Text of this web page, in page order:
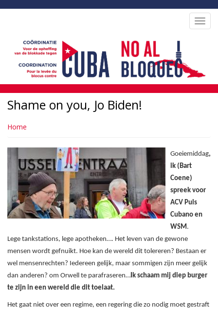
inhoud
Shame on you, Jo Biden!
Home
Goeiemiddag,
ik (Bart
Coene)
spreek voor
ACV Puls
Cubano en
WSM .
Lege tankstations, lege apotheken…. Het leven van de gewone
mensen wordt gefnuikt. Hoe kan de wereld dit tolereren? Bestaan er
wel mensenrechten? Iedereen gelijk, maar sommigen zijn meer gelijk
dan anderen? om Orwell te parafraseren… Ik schaam mij diep burger
te zijn in een wereld die dit toelaat.
Het gaat niet over een regime, een regering die zo nodig moet gestraft